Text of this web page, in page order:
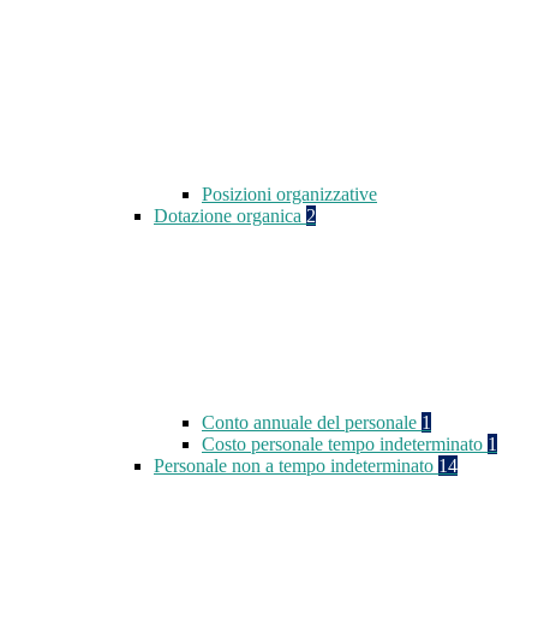
Posizioni organizzative
Dotazione organica 2
Conto annuale del personale 1
Costo personale tempo indeterminato 1
Personale non a tempo indeterminato 14